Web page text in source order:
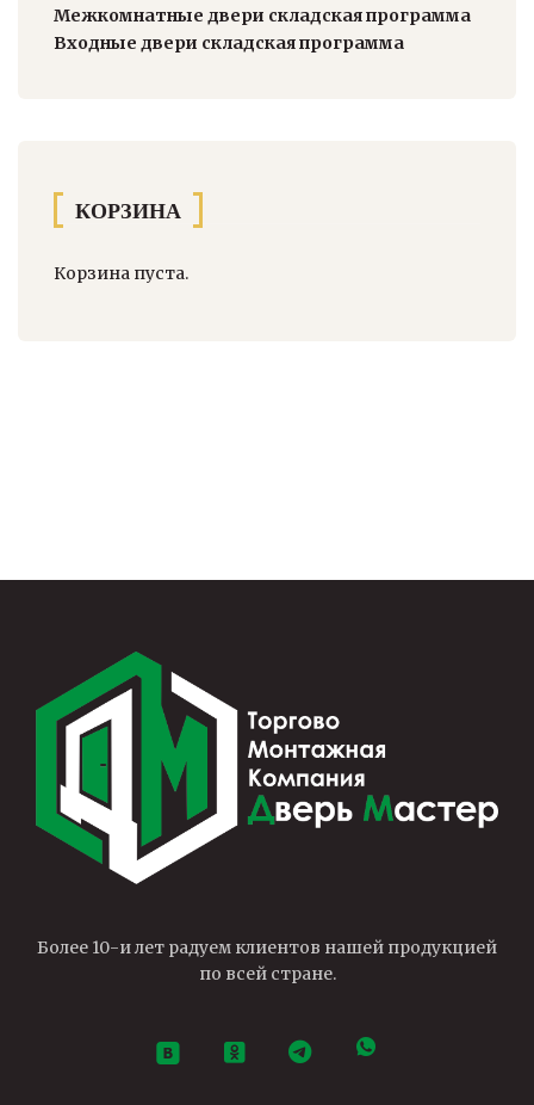
Межкомнатные двери складская программа
Входные двери складская программа
КОРЗИНА
Корзина пуста.
Более 10-и лет радуем клиентов нашей продукцией
по всей стране.